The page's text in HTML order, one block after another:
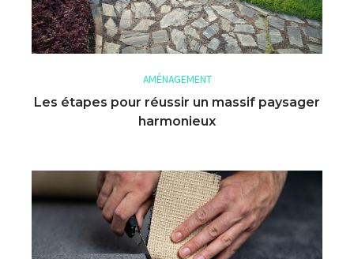
AMÉNAGEMENT
Les étapes pour réussir un massif paysager
harmonieux